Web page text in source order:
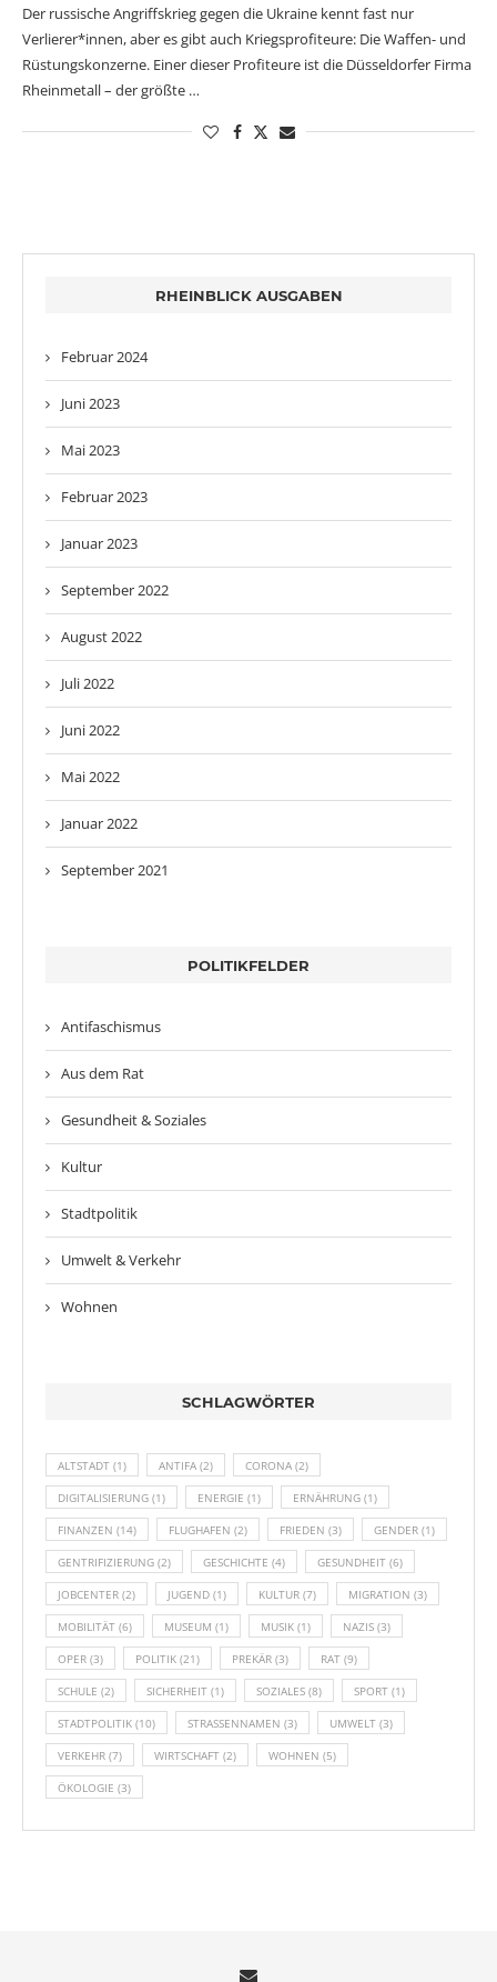
Der russische Angriffskrieg gegen die Ukraine kennt fast nur
Verlierer*innen, aber es gibt auch Kriegsprofiteure: Die Waffen- und
Rüstungskonzerne. Einer dieser Profiteure ist die Düsseldorfer Firma
Rheinmetall – der größte …
RHEINBLICK AUSGABEN
Februar 2024
Juni 2023
Mai 2023
Februar 2023
Januar 2023
September 2022
August 2022
Juli 2022
Juni 2022
Mai 2022
Januar 2022
September 2021
POLITIKFELDER
Antifaschismus
Aus dem Rat
Gesundheit & Soziales
Kultur
Stadtpolitik
Umwelt & Verkehr
Wohnen
SCHLAGWÖRTER
ALTSTADT (1) ANTIFA (2) CORONA (2)
DIGITALISIERUNG (1) ENERGIE (1) ERNÄHRUNG (1)
FINANZEN (14) FLUGHAFEN (2) FRIEDEN (3) GENDER (1)
GENTRIFIZIERUNG (2) GESCHICHTE (4) GESUNDHEIT (6)
JOBCENTER (2) JUGEND (1) KULTUR (7) MIGRATION (3)
MOBILITÄT (6) MUSEUM (1) MUSIK (1) NAZIS (3)
OPER (3) POLITIK (21) PREKÄR (3) RAT (9)
SCHULE (2) SICHERHEIT (1) SOZIALES (8) SPORT (1)
STADTPOLITIK (10) STRASSENNAMEN (3) UMWELT (3)
VERKEHR (7) WIRTSCHAFT (2) WOHNEN (5)
ÖKOLOGIE (3)